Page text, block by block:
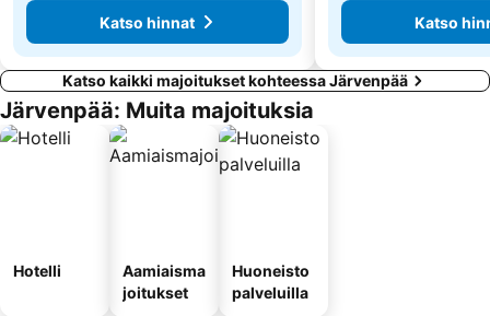
Katso hinnat
Katso
Katso kaikki majoitukset kohteessa Järvenpää
Järvenpää: Muita majoituksia
Hotelli
Aamiaisma
joitukset
Huoneisto
palveluilla